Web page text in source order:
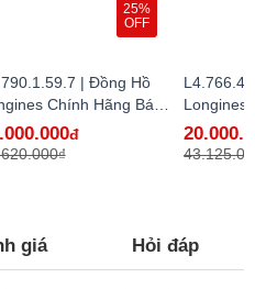
25%
OFF
| Đồng Hồ
Chính Hãng Bán
VN
đ
Longines
Lẻ Tại VN
giá Hỏi đáp